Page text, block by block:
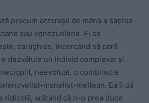
precum actorașii de mâna a șaptea
sau venezuelene. El se
caraghios, încercând să pară
dezvăluie un individ complexat și
neevoluat, o combinație
manelist-meltean. Ea îi dă
ridicolă, arătând că n-o prea duce